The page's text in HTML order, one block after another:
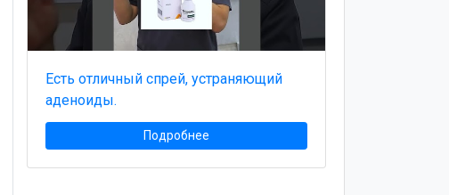
Есть отличный спрей, устраняющий
аденоиды.
Подробнее